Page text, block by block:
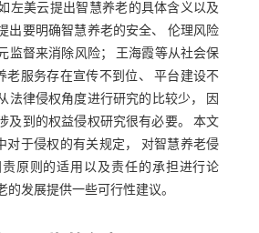
左美云提出智慧养老的具体含义以及
出要明确智慧养老的安全、 伦理风险
监督来消除风险； 王海霞等从社会保
老服务存在宣传不到位、 平台建设不
法律侵权角度进行研究的比较少， 因
及到的权益侵权研究很有必要。 本文
对于侵权的有关规定， 对智慧养老侵
原则的适用以及责任的承担进行论
的发展提供一些可行性建议。